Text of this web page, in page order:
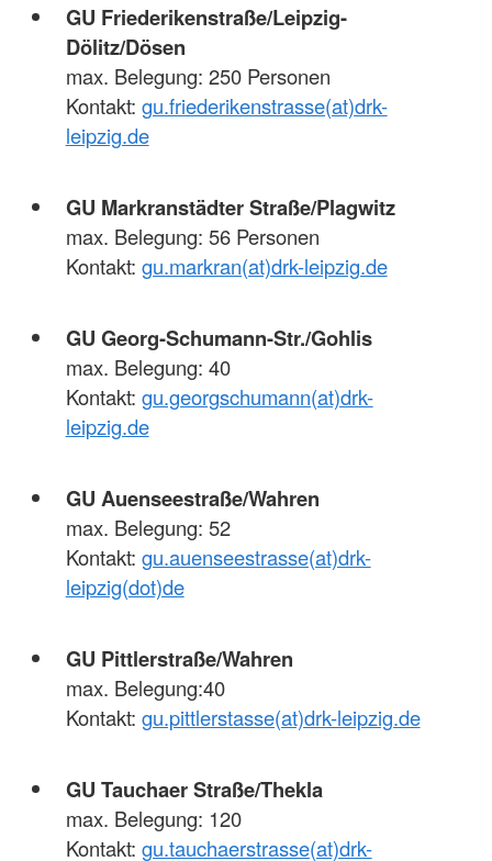
GU Friederikenstraße/Leipzig-
Dölitz/Dösen
max. Belegung: 250 Personen
Kontakt: gu.friederikenstrasse(at)drk-
leipzig.de
GU Markranstädter Straße/Plagwitz
max. Belegung: 56 Personen
Kontakt: gu.markran(at)drk-leipzig.de
GU Georg-Schumann-Str./Gohlis
max. Belegung: 40
Kontakt: gu.georgschumann(at)drk-
leipzig.de
GU Auenseestraße/Wahren
max. Belegung: 52
Kontakt: gu.auenseestrasse(at)drk-
leipzig(dot)de
GU Pittlerstraße/Wahren
max. Belegung:40
Kontakt: gu.pittlerstasse(at)drk-leipzig.de
GU Tauchaer Straße/Thekla
max. Belegung: 120
Kontakt: gu.tauchaerstrasse(at)drk-